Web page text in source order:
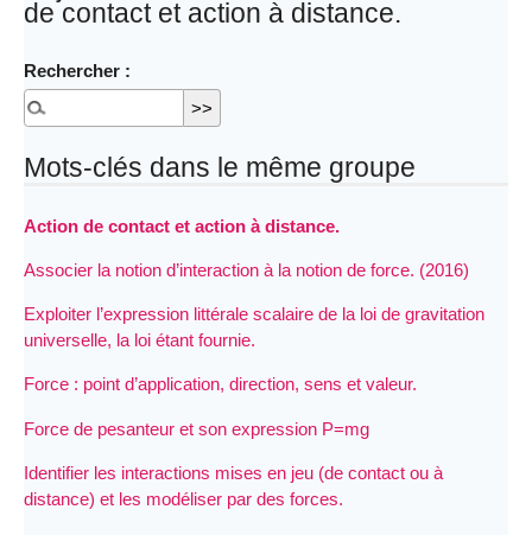
de contact et action à distance.
Rechercher :
Mots-clés dans le même groupe
Action de contact et action à distance.
Associer la notion d’interaction à la notion de force. (2016)
Exploiter l’expression littérale scalaire de la loi de gravitation
universelle, la loi étant fournie.
Force : point d’application, direction, sens et valeur.
Force de pesanteur et son expression P=mg
Identifier les interactions mises en jeu (de contact ou à
distance) et les modéliser par des forces.